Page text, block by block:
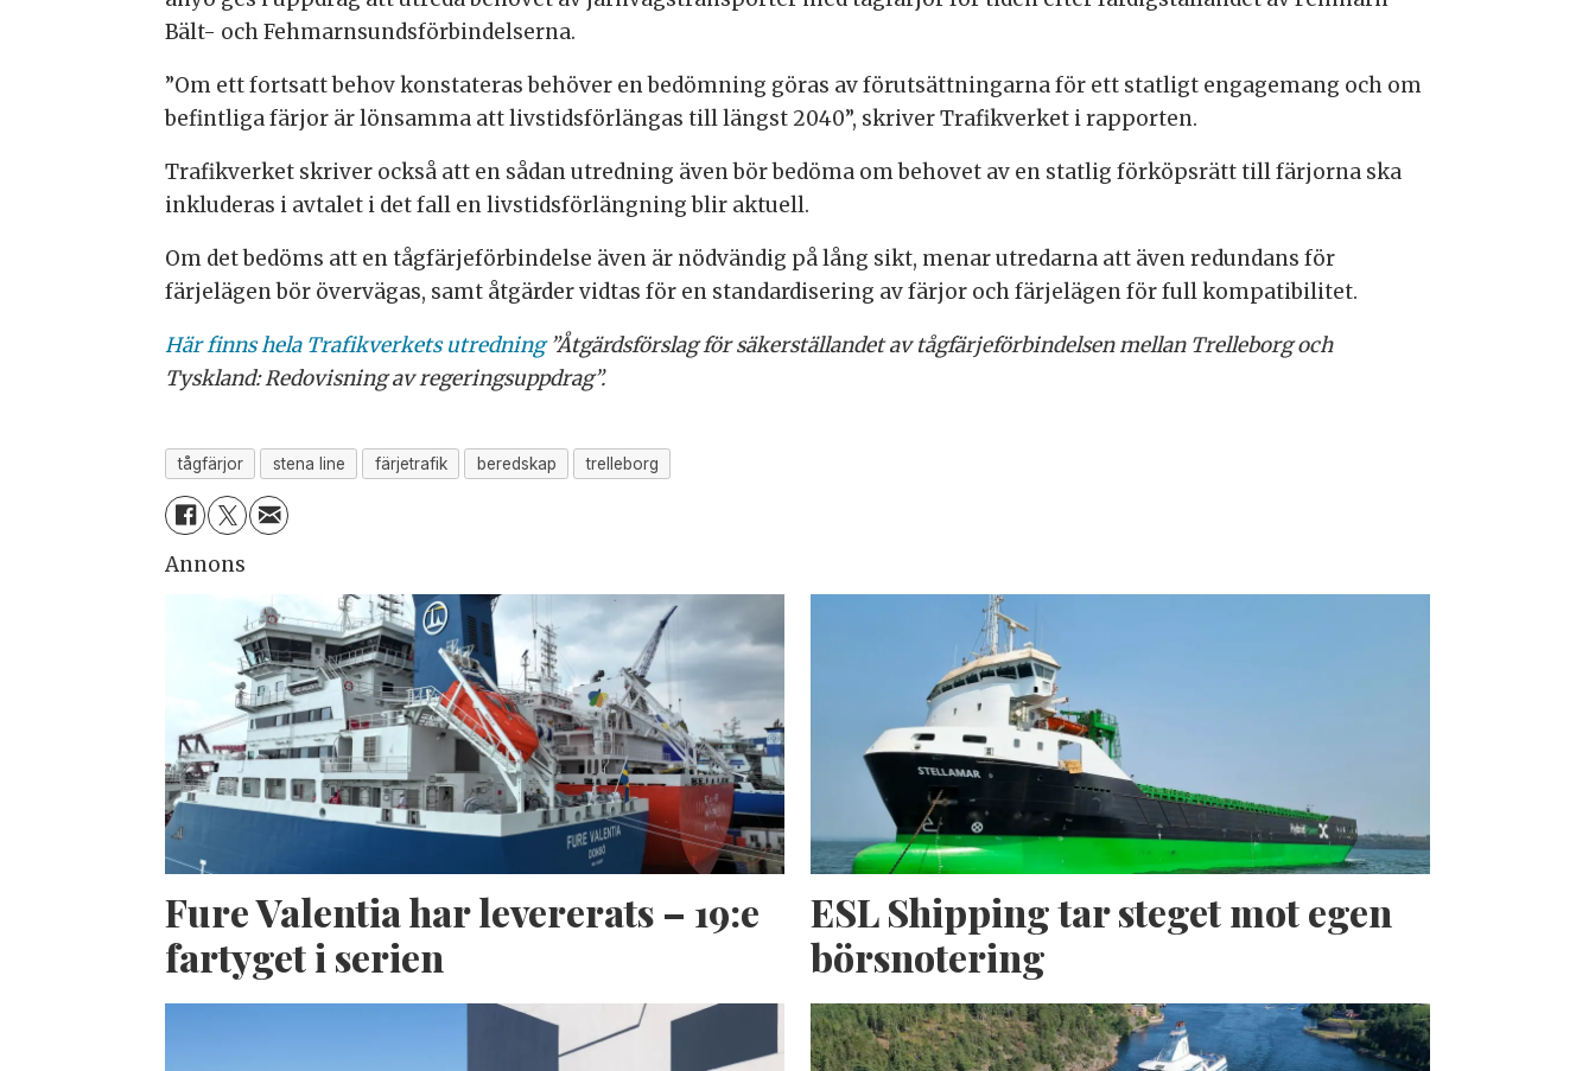
Bält- och Fehmarnsundsförbindelserna.
”Om ett fortsatt behov konstateras behöver en bedömning göras av förutsättningarna för ett statligt engagemang och om
befintliga färjor är lönsamma att livstidsförlängas till längst 2040”, skriver Trafikverket i rapporten.
Trafikverket skriver också att en sådan utredning även bör bedöma om behovet av en statlig förköpsrätt till färjorna ska
inkluderas i avtalet i det fall en livstidsförlängning blir aktuell.
Om det bedöms att en tågfärjeförbindelse även är nödvändig på lång sikt, menar utredarna att även redundans för
färjelägen bör övervägas, samt åtgärder vidtas för en standardisering av färjor och färjelägen för full kompatibilitet.
Här finns hela Trafikverkets utredning”Åtgärdsförslag för säkerställandet av tågfärjeförbindelsen mellan Trelleborg och
Tyskland: Redovisning av regeringsuppdrag”.
tågfärjor stena line färjetrafik beredskap trelleborg
Annons
Fure Valentia har levererats – 19:e
fartyget i serien
ESL Shipping tar steget mot egen
börsnotering